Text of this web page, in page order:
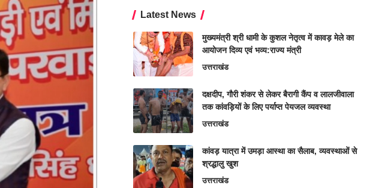
Latest News
मुख्यमंत्री श्री धामी के कुशल नेतृत्व में कावड़ मेले का
आयोजन दिव्य एवं भव्य:राज्य मंत्री
उत्तराखंड
दक्षदीप, गौरी शंकर से लेकर बैरागी कैंप व लालजीवाला
तक कांवड़ियों के लिए पर्याप्त पेयजल व्यवस्था
उत्तराखंड
कांवड़ यात्रा में उमड़ा आस्था का सैलाब, व्यवस्थाओं से
श्रद्धालु खुश
उत्तराखंड